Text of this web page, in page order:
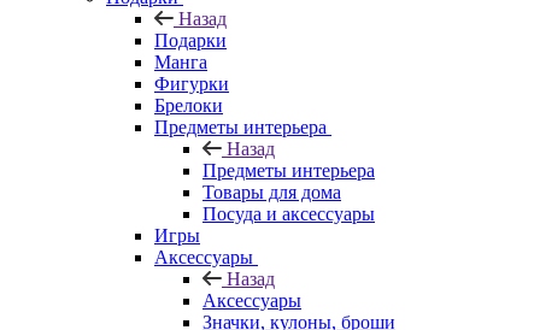
Назад
Подарки
Манга
Фигурки
Брелоки
Предметы интерьера
Назад
Предметы интерьера
Товары для дома
Посуда и аксессуары
Игры
Аксессуары
Назад
Аксессуары
Значки, кулоны, броши